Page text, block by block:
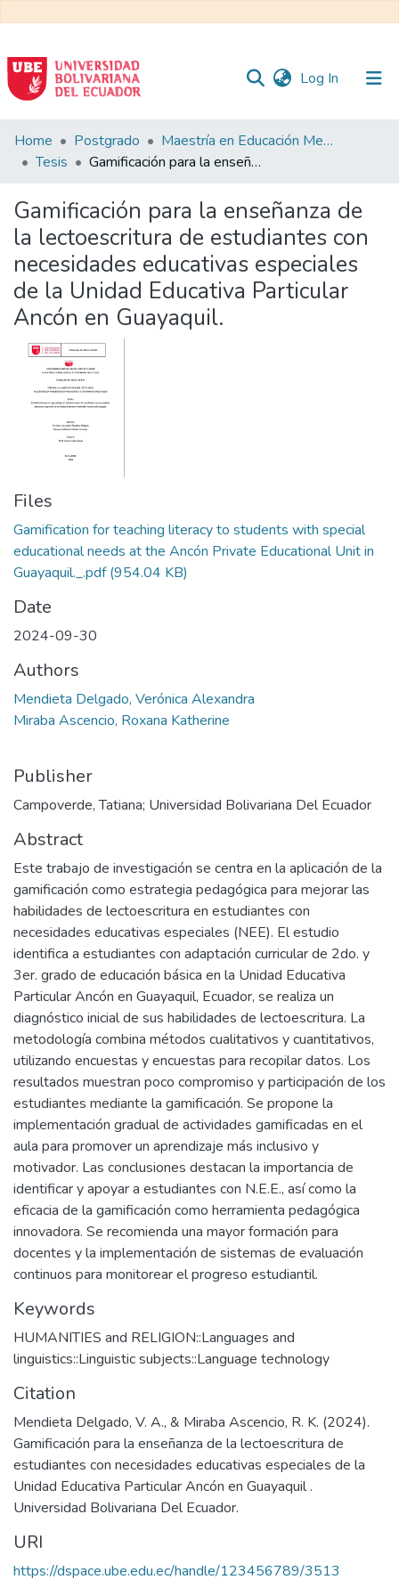
Log In (current)
Communities
&
All of DSpace
Statistics
Home Postgrado
Maestría en Educación Mención en Pedagogía en Entornos Digitales
Tesis
Gamificación para la enseñanza de la lectoescritura de estudiantes con necesidades educativas especiales de la Unidad Educativa Particular Ancón en Guayaquil.
Gamificación para la enseñanza de
la lectoescritura de estudiantes con
necesidades educativas especiales
de la Unidad Educativa Particular
Ancón en Guayaquil.
Files
Gamification for teaching literacy to students with special
educational needs at the Ancón Private Educational Unit in
Guayaquil._.pdf(954.04 KB)
Date
2024-09-30
Authors
Mendieta Delgado, Verónica Alexandra
Miraba Ascencio, Roxana Katherine
Publisher
Campoverde, Tatiana; Universidad Bolivariana Del Ecuador
Abstract
Este trabajo de investigación se centra en la aplicación de la
gamificación como estrategia pedagógica para mejorar las
habilidades de lectoescritura en estudiantes con
necesidades educativas especiales (NEE). El estudio
identifica a estudiantes con adaptación curricular de 2do. y
3er. grado de educación básica en la Unidad Educativa
Particular Ancón en Guayaquil, Ecuador, se realiza un
diagnóstico inicial de sus habilidades de lectoescritura. La
metodología combina métodos cualitativos y cuantitativos,
utilizando encuestas y encuestas para recopilar datos. Los
resultados muestran poco compromiso y participación de los
estudiantes mediante la gamificación. Se propone la
implementación gradual de actividades gamificadas en el
aula para promover un aprendizaje más inclusivo y
motivador. Las conclusiones destacan la importancia de
identificar y apoyar a estudiantes con N.E.E., así como la
eficacia de la gamificación como herramienta pedagógica
innovadora. Se recomienda una mayor formación para
docentes y la implementación de sistemas de evaluación
continuos para monitorear el progreso estudiantil.
Keywords
HUMANITIES and RELIGION::Languages and
linguistics::Linguistic subjects::Language technology
Citation
Mendieta Delgado, V. A., & Miraba Ascencio, R. K. (2024).
Gamificación para la enseñanza de la lectoescritura de
estudiantes con necesidades educativas especiales de la
Unidad Educativa Particular Ancón en Guayaquil .
Universidad Bolivariana Del Ecuador.
URI
https://dspace.ube.edu.ec/handle/123456789/3513